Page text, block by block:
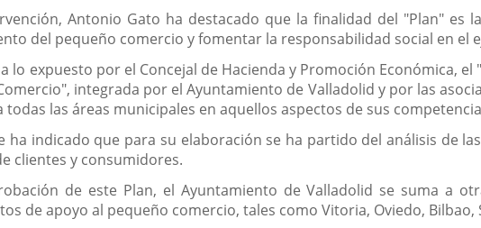
Antonio Gato ha destacado que la finalidad del "Plan"
del pequeño comercio y fomentar la responsabilidad social en el
lo expuesto por el Concejal de Hacienda y Promoción Económica,
integrada por el Ayuntamiento de Valladolid y por las
todas las áreas municipales en aquellos aspectos de sus
ha indicado que para su elaboración se ha partido del análisis de
clientes y consumidores.
de este Plan, el Ayuntamiento de Valladolid se suma a
de apoyo al pequeño comercio, tales como Vitoria, Oviedo, Bilbao,